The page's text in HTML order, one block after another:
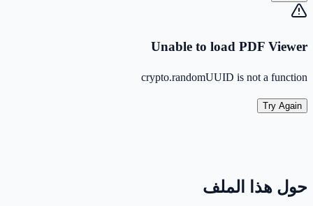
Unable to load PDF Viewer
crypto.randomUUID is not a function
Try Again
حول هذا الملف